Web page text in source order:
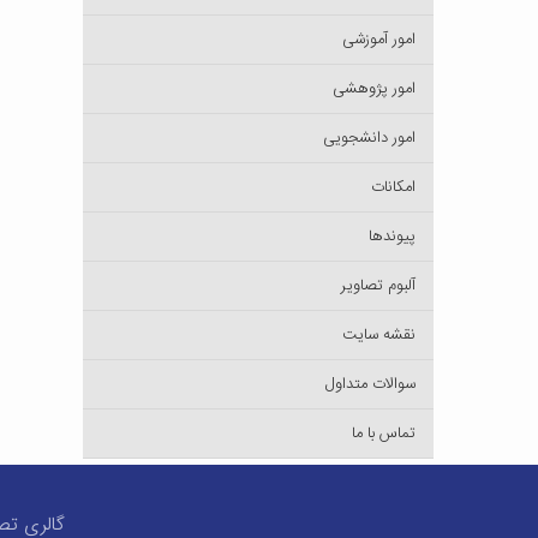
امور آموزشی
امور پژوهشی
امور دانشجویی
امکانات
پیوندها
آلبوم تصاویر
نقشه سایت
سوالات متداول
تماس با ما
گالری